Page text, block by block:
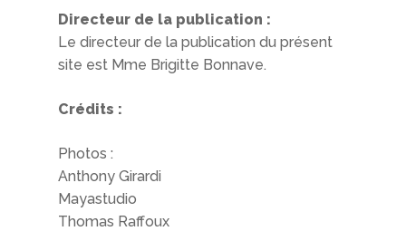
Directeur de la publication :
Le directeur de la publication du présent
site est Mme Brigitte Bonnave.
Crédits :
Photos :
Anthony Girardi
Mayastudio
Thomas Raffoux